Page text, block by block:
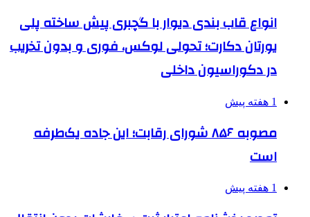
انواع قاب بندی دیوار با گچبری پیش ساخته پلی
یورتان دکارت؛ تحولی لوکس، فوری و بدون تخریب
در دکوراسیون داخلی
1 هفته پیش
مصوبه ۸۵۶ شورای رقابت؛ این جاده یک‌طرفه
است
1 هفته پیش